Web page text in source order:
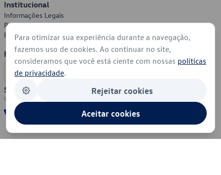
Institucional
Informações Legais
Política de Privacidade
Política de Cookies
Formas de Pagamento
Segurança
Para otimizar sua experiência durante a navegação,
fazemos uso de cookies. Ao continuar no site,
consideramos que você está ciente com nossas políticas
de privacidade.
Rejeitar cookies
Aceitar cookies